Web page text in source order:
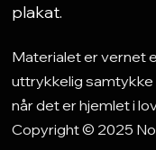
plakat.
Materialet er vernet
uttrykkelig
når det er hjemlet i
Copyright © 2025